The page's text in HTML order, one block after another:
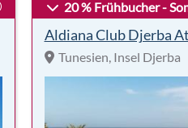
20 % Frühbucher -
Aldiana Club Djerba
Tunesien, Insel Djerba